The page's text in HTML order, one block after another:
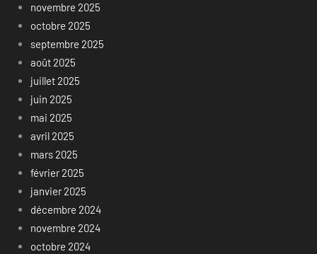
novembre 2025
octobre 2025
septembre 2025
août 2025
juillet 2025
juin 2025
mai 2025
avril 2025
mars 2025
février 2025
janvier 2025
décembre 2024
novembre 2024
octobre 2024